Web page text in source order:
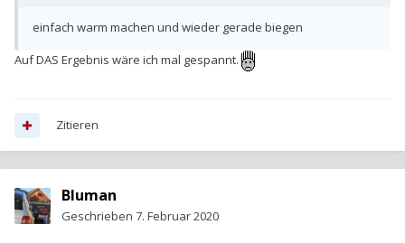
einfach warm machen und wieder gerade biegen
Auf DAS Ergebnis wäre ich mal gespannt.
Zitieren
Bluman
Geschrieben 7. Februar 2020